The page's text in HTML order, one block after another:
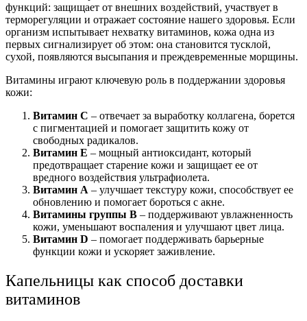
функций: защищает от внешних воздействий, участвует в
терморегуляции и отражает состояние нашего здоровья. Если
организм испытывает нехватку витаминов, кожа одна из
первых сигнализирует об этом: она становится тусклой,
сухой, появляются высыпания и преждевременные морщины.
Витамины играют ключевую роль в поддержании здоровья
кожи:
Витамин С – отвечает за выработку коллагена, борется
с пигментацией и помогает защитить кожу от
свободных радикалов.
Витамин Е – мощный антиоксидант, который
предотвращает старение кожи и защищает ее от
вредного воздействия ультрафиолета.
Витамин А – улучшает текстуру кожи, способствует ее
обновлению и помогает бороться с акне.
Витамины группы В – поддерживают увлажненность
кожи, уменьшают воспаления и улучшают цвет лица.
Витамин D – помогает поддерживать барьерные
функции кожи и ускоряет заживление.
Капельницы как способ доставки
витаминов